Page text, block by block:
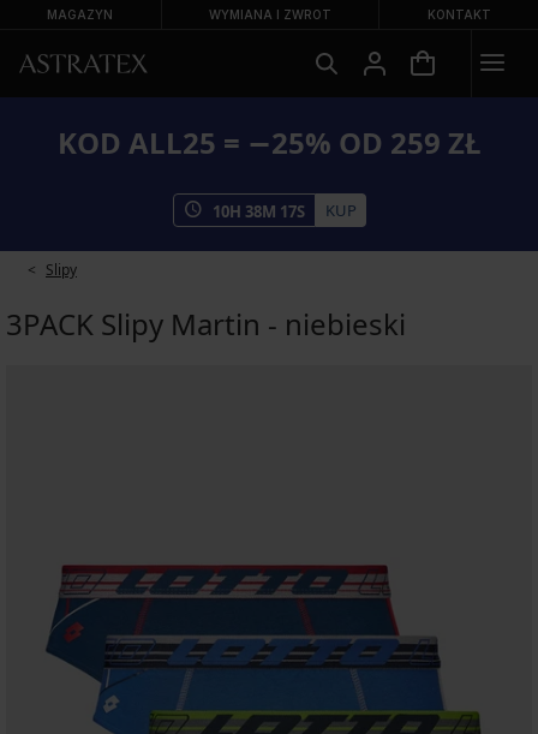
MAGAZYN WYMIANA I ZWROT KONTAKT
KOD ALL25 = −25% OD 259 ZŁ
10H 38M 17S KUP
Slipy
3PACK Slipy Martin - niebieski